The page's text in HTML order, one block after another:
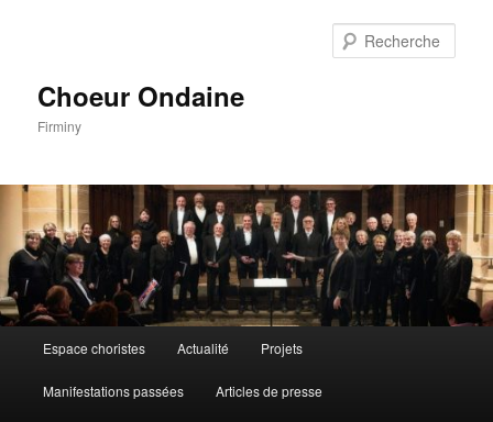
Choeur Ondaine
Firminy
principal
Espace choristes Actualité Projets
Manifestations passées Articles de presse